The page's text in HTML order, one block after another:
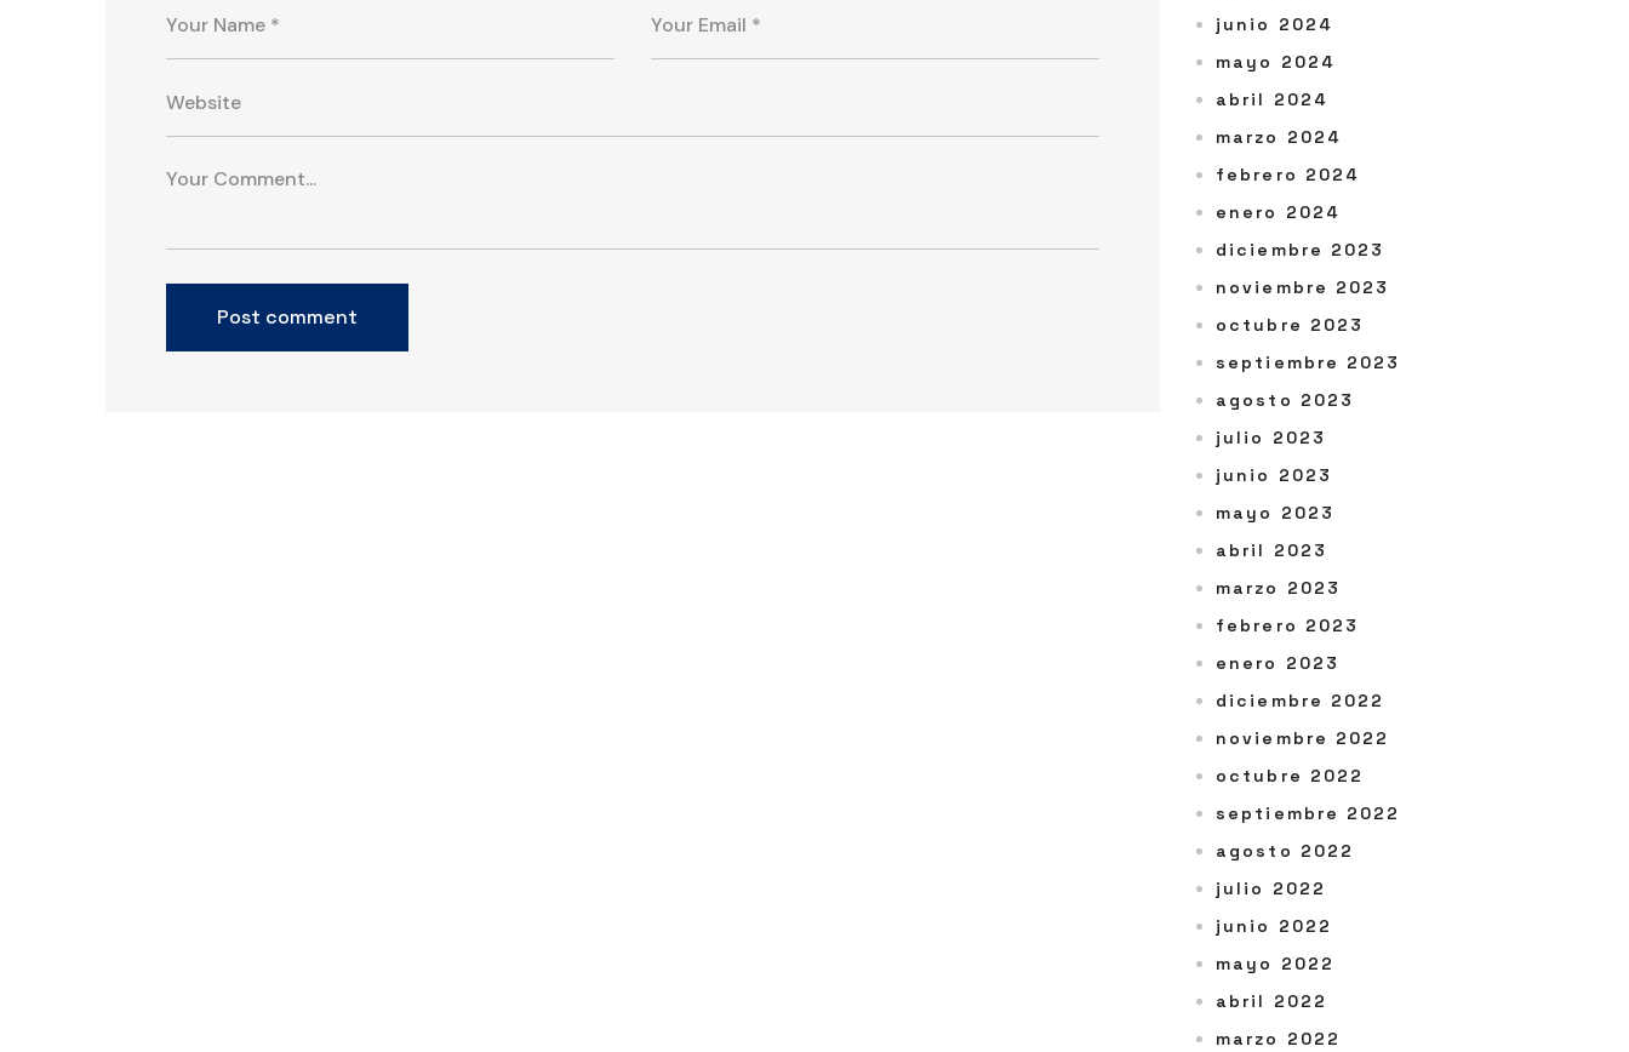
junio 2024
mayo 2024
abril 2024
marzo 2024
febrero 2024
enero 2024
diciembre 2023
noviembre 2023
octubre 2023
septiembre 2023
agosto 2023
julio 2023
junio 2023
mayo 2023
abril 2023
marzo 2023
febrero 2023
enero 2023
diciembre 2022
noviembre 2022
octubre 2022
septiembre 2022
agosto 2022
julio 2022
junio 2022
mayo 2022
abril 2022
marzo 2022